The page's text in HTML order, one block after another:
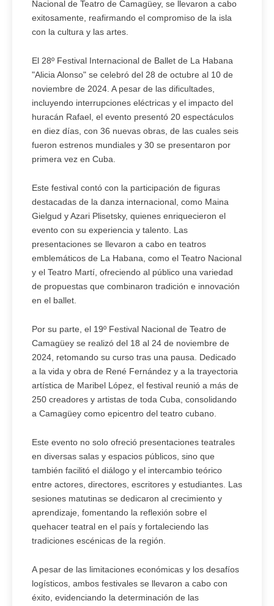
Nacional de Teatro de Camagüey, se llevaron a cabo
exitosamente, reafirmando el compromiso de la isla
con la cultura y las artes.
El 28º Festival Internacional de Ballet de La Habana
"Alicia Alonso" se celebró del 28 de octubre al 10 de
noviembre de 2024. A pesar de las dificultades,
incluyendo interrupciones eléctricas y el impacto del
huracán Rafael, el evento presentó 20 espectáculos
en diez días, con 36 nuevas obras, de las cuales seis
fueron estrenos mundiales y 30 se presentaron por
primera vez en Cuba.
Este festival contó con la participación de figuras
destacadas de la danza internacional, como Maina
Gielgud y Azari Plisetsky, quienes enriquecieron el
evento con su experiencia y talento. Las
presentaciones se llevaron a cabo en teatros
emblemáticos de La Habana, como el Teatro Nacional
y el Teatro Martí, ofreciendo al público una variedad
de propuestas que combinaron tradición e innovación
en el ballet.
Por su parte, el 19º Festival Nacional de Teatro de
Camagüey se realizó del 18 al 24 de noviembre de
2024, retomando su curso tras una pausa. Dedicado
a la vida y obra de René Fernández y a la trayectoria
artística de Maribel López, el festival reunió a más de
250 creadores y artistas de toda Cuba, consolidando
a Camagüey como epicentro del teatro cubano.
Este evento no solo ofreció presentaciones teatrales
en diversas salas y espacios públicos, sino que
también facilitó el diálogo y el intercambio teórico
entre actores, directores, escritores y estudiantes. Las
sesiones matutinas se dedicaron al crecimiento y
aprendizaje, fomentando la reflexión sobre el
quehacer teatral en el país y fortaleciendo las
tradiciones escénicas de la región.
A pesar de las limitaciones económicas y los desafíos
logísticos, ambos festivales se llevaron a cabo con
éxito, evidenciando la determinación de las